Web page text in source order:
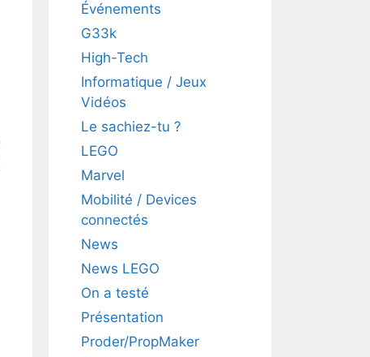
Événements
G33k
High-Tech
Informatique / Jeux
Vidéos
Le sachiez-tu ?
LEGO
Marvel
Mobilité / Devices
connectés
News
News LEGO
On a testé
Présentation
Proder/PropMaker